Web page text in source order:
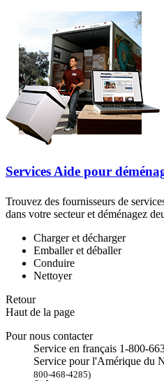
Services Aide pour
Trouvez des fournisseurs de
dans votre secteur et déménagez
Charger et décharger
Emballer et déballer
Conduire
Nettoyer
Retour
Haut de la page
Pour nous contacter
Service en français 1-800-
Service pour l'Amérique du
800-468-4285)